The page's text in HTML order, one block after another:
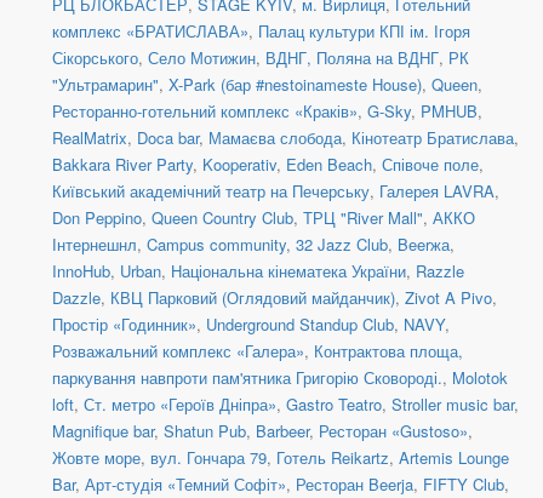
РЦ БЛОКБАСТЕР, STAGE KYIV, м. Вирлиця, Готельний
комплекс «БРАТИСЛАВА», Палац культури КПІ ім. Ігоря
Сікорського, Село Мотижин, ВДНГ, Поляна на ВДНГ, РК
"Ультрамарин", X-Park (бар #nestoinameste House), Queen,
Ресторанно-готельний комплекс «Краків», G-Sky, PMHUB,
RealMatrix, Doca bar, Мамаєва слобода, Кінотеатр Братислава,
Bakkara River Party, Kooperativ, Eden Beach, Співоче поле,
Київський академічний театр на Печерську, Галерея LAVRA,
Don Peppino, Queen Country Club, ТРЦ "River Mall", АККО
Інтернешнл, Campus community, 32 Jazz Club, Beerжа,
InnoHub, Urban, Національна кінематека України, Razzle
Dazzle, КВЦ Парковий (Оглядовий майданчик), Zivot A Pivo,
Простір «Годинник», Underground Standup Club, NAVY,
Розважальний комплекс «Галера», Контрактова площа,
паркування навпроти пам'ятника Григорію Сковороді., Molotok
loft, Ст. метро «Героїв Дніпра», Gastro Teatro, Stroller music bar,
Magnifique bar, Shatun Pub, Barbeer, Ресторан «Gustoso»,
Жовте море, вул. Гончара 79, Готель Reikartz, Artemis Lounge
Bar, Арт-студія «Темний Софіт», Ресторан Beerja, FIFTY Club,